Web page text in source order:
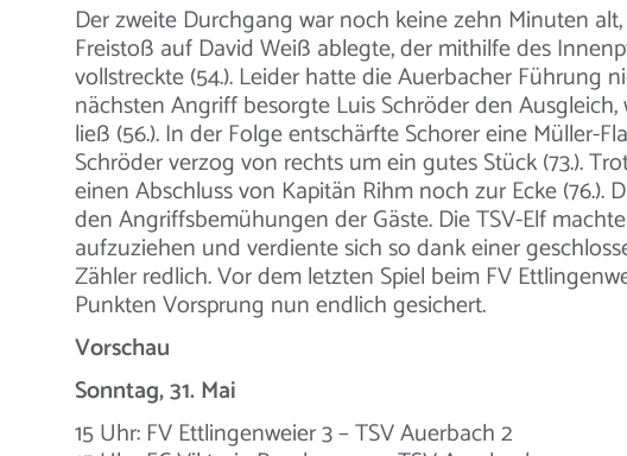
Der zweite Durchgang war noch keine zehn Minuten
Freistoß auf David Weiß ablegte, der mithilfe des
vollstreckte (54.). Leider hatte die Auerbacher Führung
nächsten Angriff besorgte Luis Schröder den
ließ (56.). In der Folge entschärfte Schorer eine Müller-
Schröder verzog von rechts um ein gutes Stück (73.).
einen Abschluss von Kapitän Rihm noch zur Ecke (76.).
den Angriffsbemühungen der Gäste. Die TSV-Elf
aufzuziehen und verdiente sich so dank einer
Zähler redlich. Vor dem letzten Spiel beim FV
Punkten Vorsprung nun endlich gesichert.
Vorschau
Sonntag, 31. Mai
15 Uhr: FV Ettlingenweier 3 – TSV Auerbach 2